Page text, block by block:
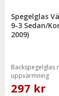
Spegelglas
9-3 Sedan/
2009)
Backspegelglas
uppvärmning
297 kr